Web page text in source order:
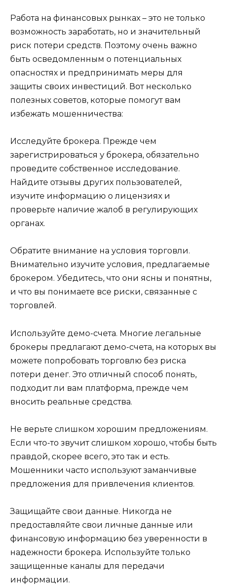
Работа на финансовых рынках – это не только
возможность заработать, но и значительный
риск потери средств. Поэтому очень важно
быть осведомленным о потенциальных
опасностях и предпринимать меры для
защиты своих инвестиций. Вот несколько
полезных советов, которые помогут вам
избежать мошенничества:
Исследуйте брокера. Прежде чем
зарегистрироваться у брокера, обязательно
проведите собственное исследование.
Найдите отзывы других пользователей,
изучите информацию о лицензиях и
проверьте наличие жалоб в регулирующих
органах.
Обратите внимание на условия торговли.
Внимательно изучите условия, предлагаемые
брокером. Убедитесь, что они ясны и понятны,
и что вы понимаете все риски, связанные с
торговлей.
Используйте демо-счета. Многие легальные
брокеры предлагают демо-счета, на которых вы
можете попробовать торговлю без риска
потери денег. Это отличный способ понять,
подходит ли вам платформа, прежде чем
вносить реальные средства.
Не верьте слишком хорошим предложениям.
Если что-то звучит слишком хорошо, чтобы быть
правдой, скорее всего, это так и есть.
Мошенники часто используют заманчивые
предложения для привлечения клиентов.
Защищайте свои данные. Никогда не
предоставляйте свои личные данные или
финансовую информацию без уверенности в
надежности брокера. Используйте только
защищенные каналы для передачи
информации.